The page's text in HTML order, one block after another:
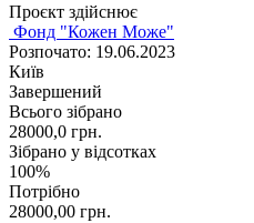
Проєкт здійснює
Фонд "Кожен Може"
Розпочато: 19.06.2023
Київ
Завершений
Всього зібрано
28000,0 грн.
Зібрано у відсотках
100%
Потрібно
28000,00 грн.